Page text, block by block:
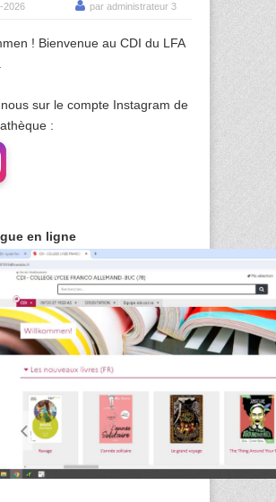
2026 par administrateur 3
! Bienvenue au CDI du LFA
sur le compte Instagram de
:
en ligne